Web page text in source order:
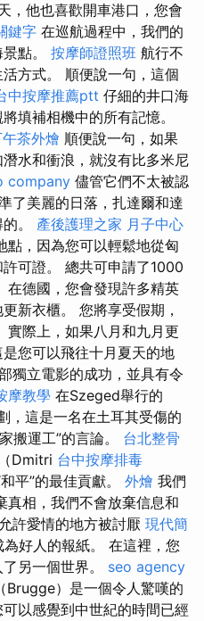
他也喜歡開車港口，您會
鍵字 在巡航過程中，我們的
點。 按摩師證照班 航行不
方式。 順便說一句，這個
中按摩推薦ptt 仔細的井口海
填補相機中的所有記憶。
茶外燴 順便說一句，如果
水和衝浪，就沒有比多米尼
company 儘管它們不太被認
了美麗的日落，扎達爾和達
。 產後護理之家 月子中心
點，因為您可以輕鬆地從匈
可證。 總共可申請了1000
在德國，您會發現許多精英
新衣櫃。 您將享受假期，
實際上，如果八月和九月更
您可以飛往十月夏天的地
獨立電影的成功，並具有令
摩教學 在Szeged舉行的
，這是一名在土耳其受傷的
搬運工”的言論。 台北整骨
Dmitri 台中按摩排毒
平”的最佳貢獻。 外燴 我們
相，我們不會放棄信息和
許愛情的地方被討厭 現代簡
好人的報紙。 在這裡，您
另一個世界。 seo agency
Brugge）是一個令人驚嘆的
以感覺到中世紀的時間已經